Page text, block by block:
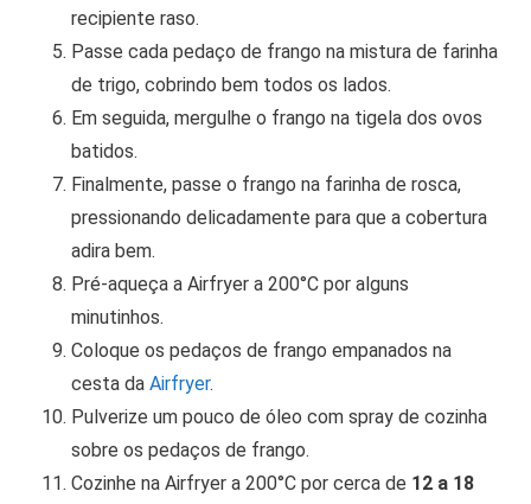
recipiente raso.
Passe cada pedaço de frango na mistura de farinha
de trigo, cobrindo bem todos os lados.
Em seguida, mergulhe o frango na tigela dos ovos
batidos.
Finalmente, passe o frango na farinha de rosca,
pressionando delicadamente para que a cobertura
adira bem.
Pré-aqueça a Airfryer a 200°C por alguns
minutinhos.
Coloque os pedaços de frango empanados na
cesta da Airfryer.
Pulverize um pouco de óleo com spray de cozinha
sobre os pedaços de frango.
Cozinhe na Airfryer a 200°C por cerca de 12 a 18